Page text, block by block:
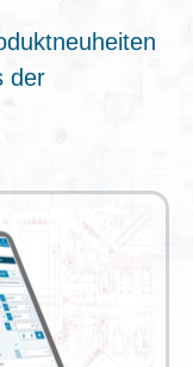
der